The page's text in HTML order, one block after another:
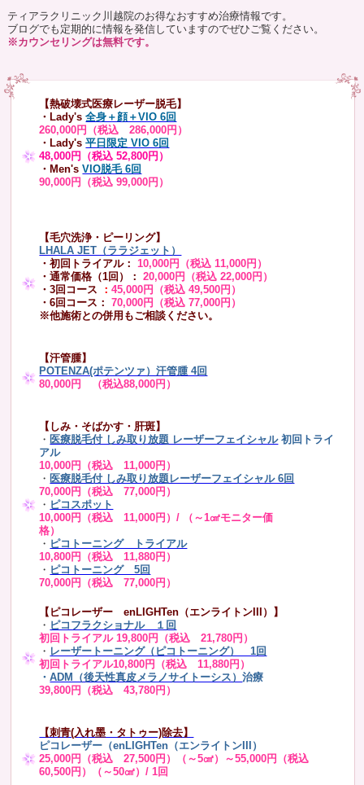
ティアラクリニック川越院のお得なおすすめ治療情報です。
ブログでも定期的に情報を発信していますのでぜひご覧ください。
※カウンセリングは無料です。
【熱破壊式医療レーザー脱毛】
・Lady's 全身＋顔＋VIO 6回
260,000円（税込 286,000円）
・Lady's平日限定 VIO 6回
48,000円（税込 52,800円）
・Men's VIO脱毛 6回
90,000円（税込 99,000円）
【毛穴洗浄・ピーリング】
LHALA JET（ララジェット）
・初回トライアル：10,000円（税込 11,000円）
・通常価格（1回）：
20,000円（税込 22,000円）
・3回コース ：45,000円（税込 49,500円）
・6回コース：
70,000円（税込 77,000円）
※他施術との併用もご相談ください。
【汗管腫】
POTENZA(ポテンツァ）汗管腫 4回
80,000円 （税込88,000円）
【しみ・そばかす・肝斑】
・ 医療脱毛付 しみ取り放題 レーザーフェイシャル 初回トライ
アル
10,000円（税込 11,000円）
・ 医療脱毛付 しみ取り放題レーザーフェイシャル 6回
70,000円（税込 77,000円）
・ ピコスポット
10,000円（税込 11,000円）/ （～1㎠モニター価
格）
・ ピコトーニング トライアル
10,800円（税込 11,880円）
・ ピコトーニング 5回
70,000円（税込 77,000円）
【ピコレーザー enLIGHTen（エンライトンIII）】
・ ピコフラクショナル １回
初回トライアル 19,800円（税込 21,780円）
・ レーザートーニング（ピコトーニング） 1回
初回トライアル10,800円（税込 11,880円）
・ADM（後天性真皮メラノサイトーシス）治療
39,800円（税込 43,780円）
【刺青(入れ墨・タトゥー)除去】
ピコレーザー（enLIGHTen（エンライトンIII）
25,000円（税込 27,500円）（～5㎠）～55,000円（税込
60,500円）（～50㎠）/ 1回